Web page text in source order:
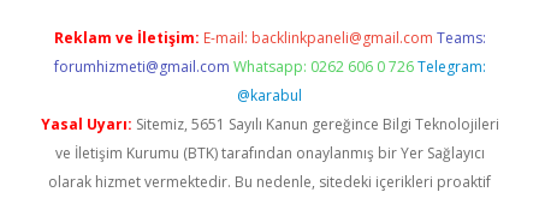
Reklam ve İletişim: E-mail: backlinkpaneli@gmail.com Teams:
forumhizmeti@gmail.com Whatsapp: 0262 606 0 726 Telegram:
@karabul
Yasal Uyarı: Sitemiz, 5651 Sayılı Kanun gereğince Bilgi Teknolojileri
ve İletişim Kurumu (BTK) tarafından onaylanmış bir Yer Sağlayıcı
olarak hizmet vermektedir. Bu nedenle, sitedeki içerikleri proaktif